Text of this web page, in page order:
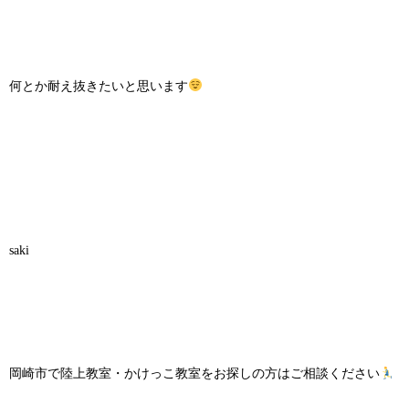
何とか耐え抜きたいと思います
saki
岡崎市で陸上教室・かけっこ教室をお探しの方はご相談ください